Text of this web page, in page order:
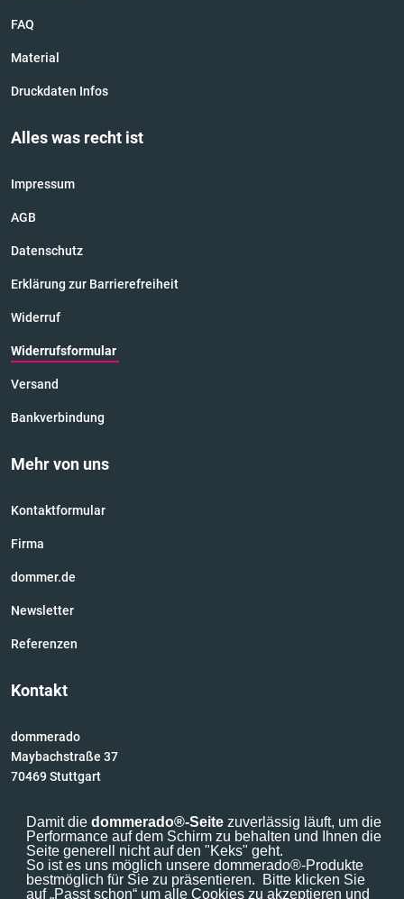
Damit diedommerado®-Seite zuverlässig läuft, um die
Performance auf dem Schirm zu behalten und Ihnen die
Seite generell nicht auf den "Keks" geht.
So ist es uns möglich unsere dommerado®-Produkte
bestmöglich für Sie zu präsentieren.
Bitte klicken Sie
auf „Passt schon“ um alle Cookies zu akzeptieren und
FAQ
Material
Druckdaten Infos
Alles was recht ist
Impressum
AGB
Datenschutz
Erklärung zur Barrierefreiheit
Widerruf
Widerrufsformular
Versand
Bankverbindung
Mehr von uns
Kontaktformular
Firma
dommer.de
Newsletter
Referenzen
Kontakt
dommerado
Maybachstraße 37
70469 Stuttgart
E-Mail:fraguns@dommerado.de